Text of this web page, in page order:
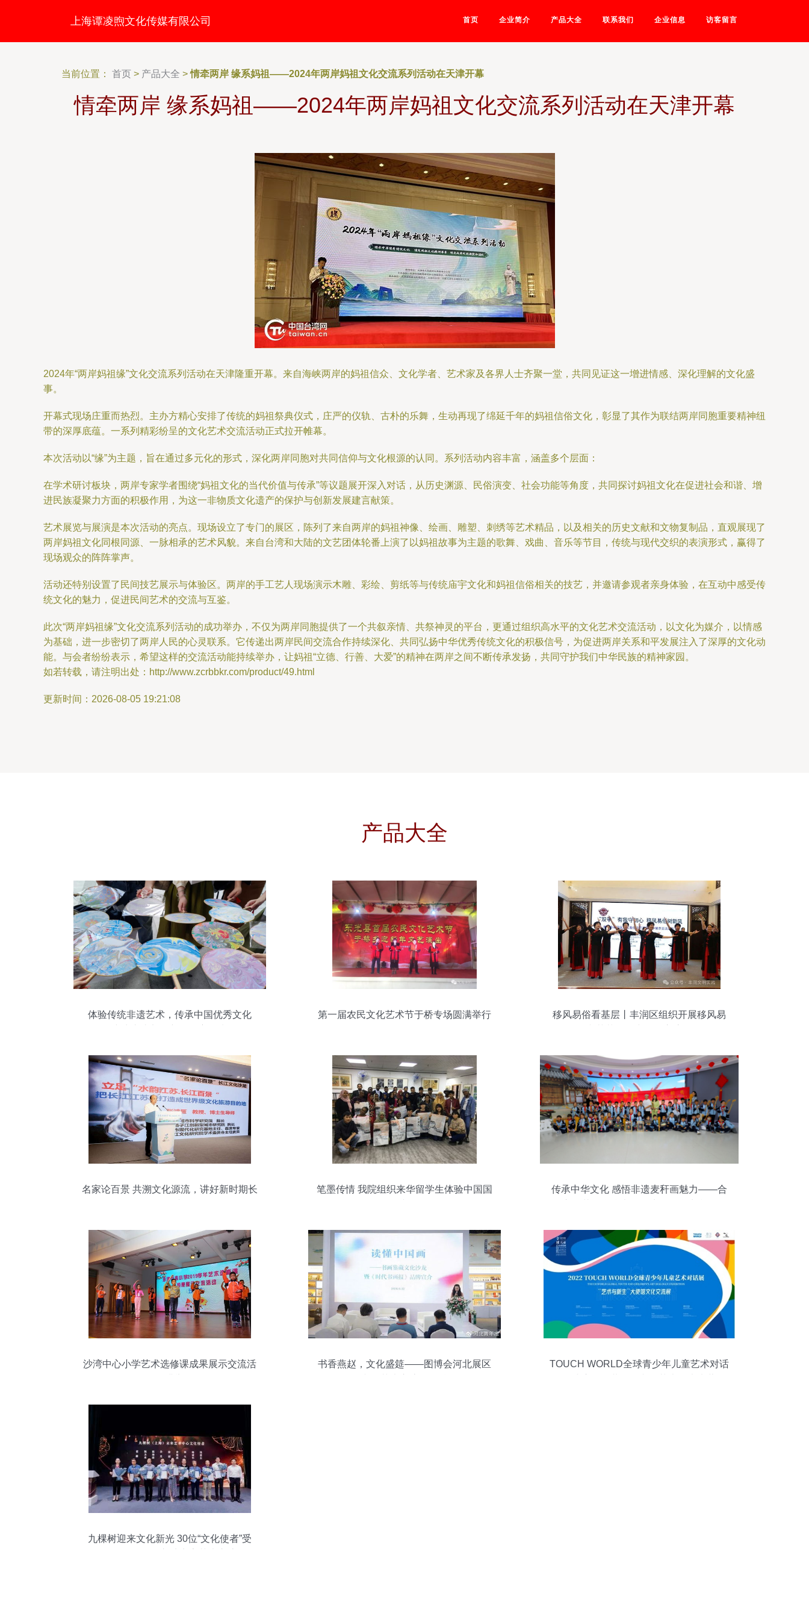
上海谭凌煦文化传媒有限公司 首页 企业简介 产品大全 联系我们 企业信息 访客留言
当前位置： 首页 > 产品大全 > 情牵两岸 缘系妈祖——2024年两岸妈祖文化交流系列活动在天津开幕
情牵两岸 缘系妈祖——2024年两岸妈祖文化交流系列活动在天津开幕
2024年“两岸妈祖缘”文化交流系列活动在天津隆重开幕。来自海峡两岸的妈祖信众、文化学者、艺术家及各界人士齐聚一堂，共同见证这一增进情感、深化理解的文化盛
事。
开幕式现场庄重而热烈。主办方精心安排了传统的妈祖祭典仪式，庄严的仪轨、古朴的乐舞，生动再现了绵延千年的妈祖信俗文化，彰显了其作为联结两岸同胞重要精神纽
带的深厚底蕴。一系列精彩纷呈的文化艺术交流活动正式拉开帷幕。
本次活动以“缘”为主题，旨在通过多元化的形式，深化两岸同胞对共同信仰与文化根源的认同。系列活动内容丰富，涵盖多个层面：
在学术研讨板块，两岸专家学者围绕“妈祖文化的当代价值与传承”等议题展开深入对话，从历史渊源、民俗演变、社会功能等角度，共同探讨妈祖文化在促进社会和谐、增
进民族凝聚力方面的积极作用，为这一非物质文化遗产的保护与创新发展建言献策。
艺术展览与展演是本次活动的亮点。现场设立了专门的展区，陈列了来自两岸的妈祖神像、绘画、雕塑、刺绣等艺术精品，以及相关的历史文献和文物复制品，直观展现了
两岸妈祖文化同根同源、一脉相承的艺术风貌。来自台湾和大陆的文艺团体轮番上演了以妈祖故事为主题的歌舞、戏曲、音乐等节目，传统与现代交织的表演形式，赢得了
现场观众的阵阵掌声。
活动还特别设置了民间技艺展示与体验区。两岸的手工艺人现场演示木雕、彩绘、剪纸等与传统庙宇文化和妈祖信俗相关的技艺，并邀请参观者亲身体验，在互动中感受传
统文化的魅力，促进民间艺术的交流与互鉴。
此次“两岸妈祖缘”文化交流系列活动的成功举办，不仅为两岸同胞提供了一个共叙亲情、共祭神灵的平台，更通过组织高水平的文化艺术交流活动，以文化为媒介，以情感
为基础，进一步密切了两岸人民的心灵联系。它传递出两岸民间交流合作持续深化、共同弘扬中华优秀传统文化的积极信号，为促进两岸关系和平发展注入了深厚的文化动
能。与会者纷纷表示，希望这样的交流活动能持续举办，让妈祖“立德、行善、大爱”的精神在两岸之间不断传承发扬，共同守护我们中华民族的精神家园。
如若转载，请注明出处：http://www.zcrbbkr.com/product/49.html
更新时间：2026-08-05 19:21:08
产品大全
体验传统非遗艺术，传承中国优秀文化
第一届农民文化艺术节于桥专场圆满举行
移风易俗看基层丨丰润区组织开展移风易
名家论百景 共溯文化源流，讲好新时期长
笔墨传情 我院组织来华留学生体验中国国
传承中华文化 感悟非遗麦秆画魅力——合
沙湾中心小学艺术选修课成果展示交流活
书香燕赵，文化盛筵——图博会河北展区
TOUCH WORLD全球青少年儿童艺术对话
九棵树迎来文化新光 30位“文化使者”受